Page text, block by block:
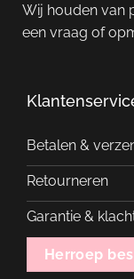
Wij houden van
een vraag of
Betalen &
Retourneren
Garantie &
Herroep